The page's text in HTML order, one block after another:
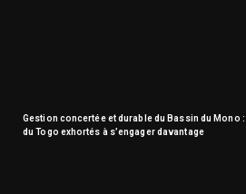
Gestion concertée et durable du Bassin du Mono
du Togo exhortés à s’engager davantage